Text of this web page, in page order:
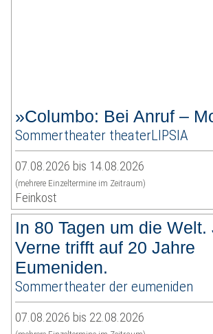
»Columbo: Bei Anruf –
Sommertheater theaterLIPSIA
07.08.2026 bis 14.08.2026
(mehrere Einzeltermine im Zeitraum)
Feinkost
In 80 Tagen um die Welt.
Verne trifft auf 20 Jahre
Eumeniden.
Sommertheater der eumeniden
07.08.2026 bis 22.08.2026